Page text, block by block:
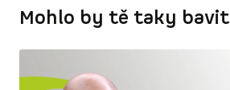
Mohlo by tě taky bavit